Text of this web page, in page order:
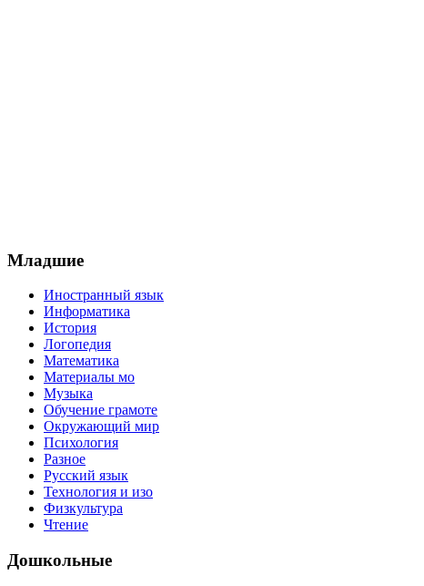
Младшие
Иностранный язык
Информатика
История
Логопедия
Математика
Материалы мо
Музыка
Обучение грамоте
Окружающий мир
Психология
Разное
Русский язык
Технология и изо
Физкультура
Чтение
Дошкольные